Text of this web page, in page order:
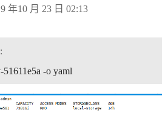
年10 月 23 日 02:13
-o yaml